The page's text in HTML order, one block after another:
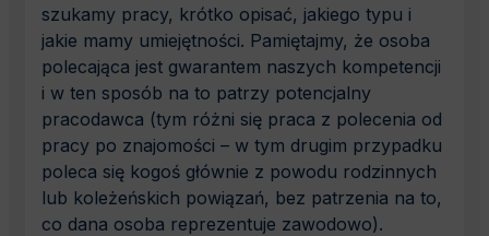
szukamy pracy, krótko opisać, jakiego typu i
jakie mamy umiejętności. Pamiętajmy, że osoba
polecająca jest gwarantem naszych kompetencji
i w ten sposób na to patrzy potencjalny
pracodawca (tym różni się praca z polecenia od
pracy po znajomości – w tym drugim przypadku
poleca się kogoś głównie z powodu rodzinnych
lub koleżeńskich powiązań, bez patrzenia na to,
co dana osoba reprezentuje zawodowo).